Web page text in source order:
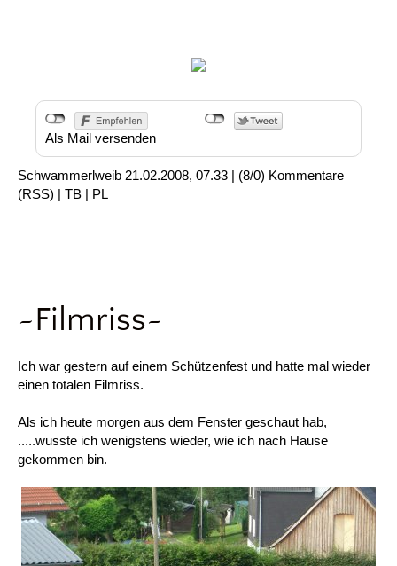
Als Mail versenden
Schwammerlweib 21.02.2008, 07.33 | (8/0) Kommentare
(RSS) | TB | PL
~Filmriss~
Ich war gestern auf einem Schützenfest und hatte mal wieder
einen totalen Filmriss.
Als ich heute morgen aus dem Fenster geschaut hab,
.....wusste ich wenigstens wieder, wie ich nach Hause
gekommen bin.